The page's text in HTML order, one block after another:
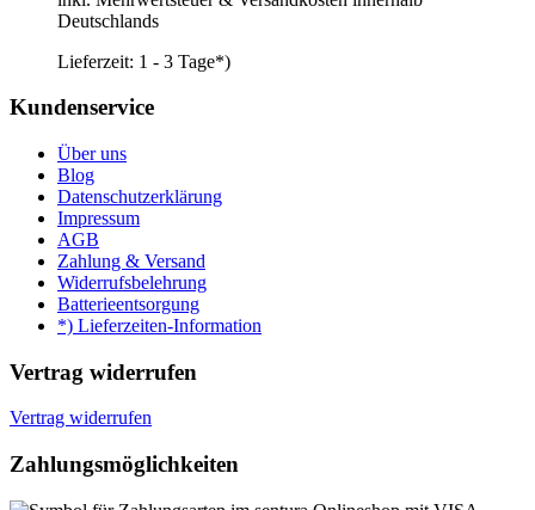
Deutschlands
Lieferzeit: 1 - 3 Tage*)
Kundenservice
Über uns
Blog
Datenschutzerklärung
Impressum
AGB
Zahlung & Versand
Widerrufsbelehrung
Batterieentsorgung
*) Lieferzeiten-Information
Vertrag widerrufen
Vertrag widerrufen
Zahlungsmöglichkeiten